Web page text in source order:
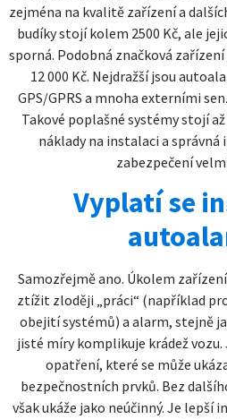
zejména na kvalitě zařízení a
budíky stojí kolem 2500 Kč, ale
sporná. Podobná značková
12 000 Kč. Nejdražší jsou
GPS/GPRS a mnoha externími
Takové poplašné systémy stojí
náklady na instalaci a správná
zabezpečení
Vyplatí se
Samozřejmě ano. Úkolem
ztížit zloději „práci“ (například
obejití systémů) a alarm, stejně
jisté míry komplikuje krádež vozu.
opatření, které se může
bezpečnostních prvků. Bez
však ukáže jako neúčinný. Je lepší